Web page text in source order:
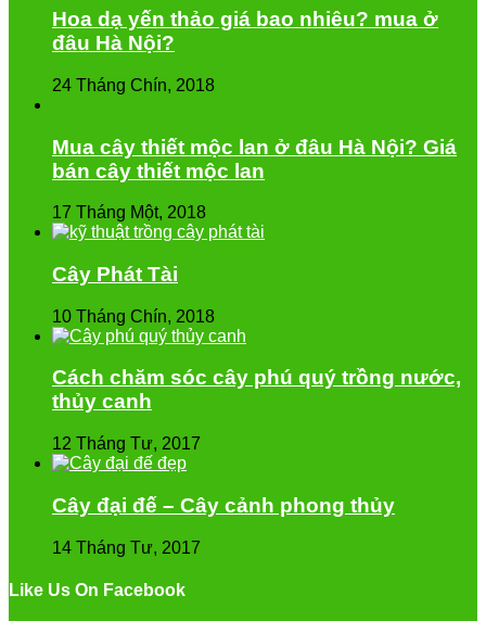
Hoa dạ yến thảo giá bao nhiêu? mua ở
đâu Hà Nội?
24 Tháng Chín, 2018
Mua cây thiết mộc lan ở đâu Hà Nội? Giá
bán cây thiết mộc lan
17 Tháng Một, 2018
Cây Phát Tài
10 Tháng Chín, 2018
Cách chăm sóc cây phú quý trồng nước,
thủy canh
12 Tháng Tư, 2017
Cây đại đế – Cây cảnh phong thủy
14 Tháng Tư, 2017
Like Us On Facebook